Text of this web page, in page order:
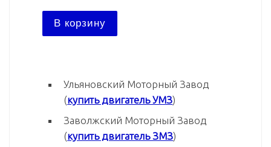
В корзину
Ульяновский Моторный Завод
(купить двигатель УМЗ)
Заволжский Моторный Завод
(купить двигатель ЗМЗ)